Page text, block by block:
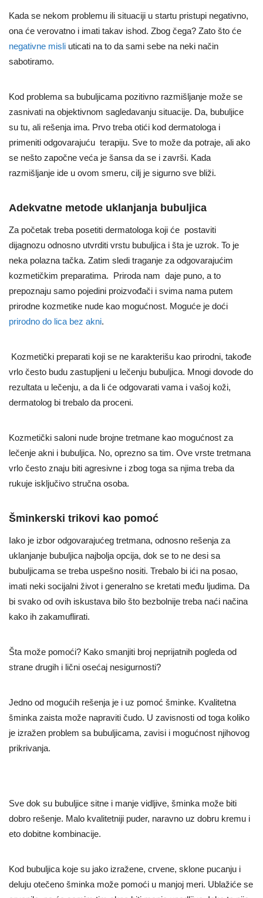
Kada se nekom problemu ili situaciji u startu pristupi negativno,
ona će verovatno i imati takav ishod. Zbog čega? Zato što će
negativne misli uticati na to da sami sebe na neki način
sabotiramo.
Kod problema sa bubuljicama pozitivno razmišljanje može se
zasnivati na objektivnom sagledavanju situacije. Da, bubuljice
su tu, ali rešenja ima. Prvo treba otići kod dermatologa i
primeniti odgovarajuću terapiju. Sve to može da potraje, ali ako
se nešto započne veća je šansa da se i završi. Kada
razmišljanje ide u ovom smeru, cilj je sigurno sve bliži.
Adekvatne metode uklanjanja bubuljica
Za početak treba posetiti dermatologa koji će postaviti
dijagnozu odnosno utvrditi vrstu bubuljica i šta je uzrok. To je
neka polazna tačka. Zatim sledi traganje za odgovarajućim
kozmetičkim preparatima. Priroda nam daje puno, a to
prepoznaju samo pojedini proizvođači i svima nama putem
prirodne kozmetike nude kao mogućnost. Moguće je doći
prirodno do lica bez akni.
Kozmetički preparati koji se ne karakterišu kao prirodni, takođe
vrlo često budu zastupljeni u lečenju bubuljica. Mnogi dovode do
rezultata u lečenju, a da li će odgovarati vama i vašoj koži,
dermatolog bi trebalo da proceni.
Kozmetički saloni nude brojne tretmane kao mogućnost za
lečenje akni i bubuljica. No, oprezno sa tim. Ove vrste tretmana
vrlo često znaju biti agresivne i zbog toga sa njima treba da
rukuje isključivo stručna osoba.
Šminkerski trikovi kao pomoć
Iako je izbor odgovarajućeg tretmana, odnosno rešenja za
uklanjanje bubuljica najbolja opcija, dok se to ne desi sa
bubuljicama se treba uspešno nositi. Trebalo bi ići na posao,
imati neki socijalni život i generalno se kretati među ljudima. Da
bi svako od ovih iskustava bilo što bezbolnije treba naći načina
kako ih zakamuflirati.
Šta može pomoći? Kako smanjiti broj neprijatnih pogleda od
strane drugih i lični osećaj nesigurnosti?
Jedno od mogućih rešenja je i uz pomoć šminke. Kvalitetna
šminka zaista može napraviti čudo. U zavisnosti od toga koliko
je izražen problem sa bubuljicama, zavisi i mogućnost njihovog
prikrivanja.
Sve dok su bubuljice sitne i manje vidljive, šminka može biti
dobro rešenje. Malo kvalitetniji puder, naravno uz dobru kremu i
eto dobitne kombinacije.
Kod bubuljica koje su jako izražene, crvene, sklone pucanju i
deluju otečeno šminka može pomoći u manjoj meri. Ublažiće se